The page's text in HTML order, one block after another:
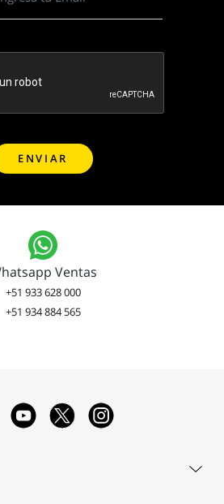
Ventas
+51 933 628 000
+51 934 884 565